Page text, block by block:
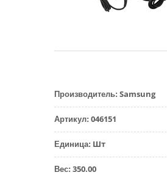
Производитель: Samsung
Артикул: 046151
Единица: Шт
Вес: 350.00